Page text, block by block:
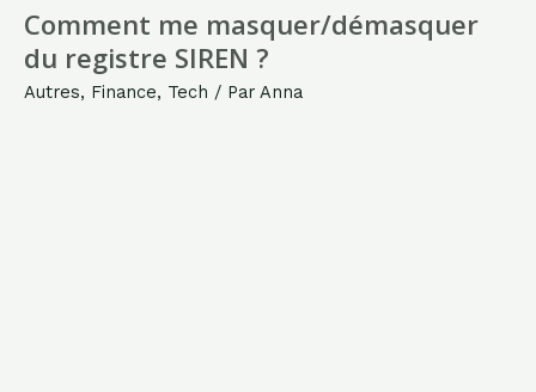
Comment me masquer/démasquer
du registre SIREN ?
Autres, Finance, Tech / Par Anna